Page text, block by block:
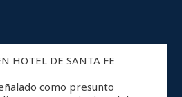
HOTEL DE SANTA FE
como presunto